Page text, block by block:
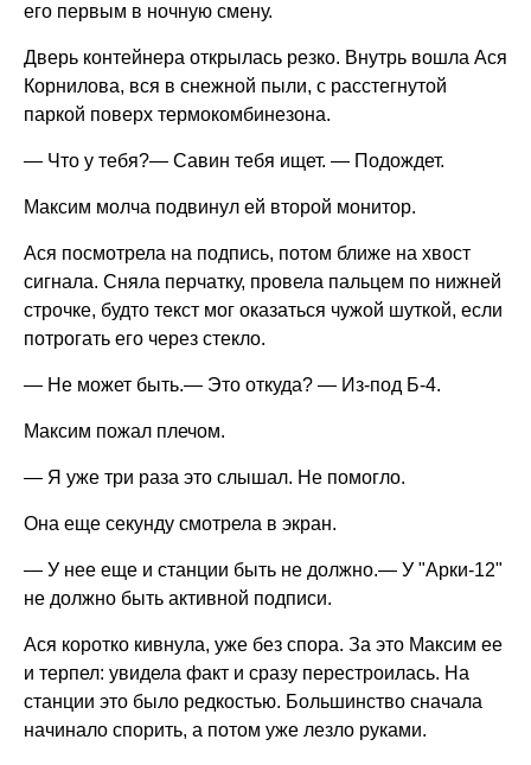
его первым в ночную смену.
Дверь контейнера открылась резко. Внутрь вошла Ася
Корнилова, вся в снежной пыли, с расстегнутой
паркой поверх термокомбинезона.
— Что у тебя?— Савин тебя ищет. — Подождет.
Максим молча подвинул ей второй монитор.
Ася посмотрела на подпись, потом ближе на хвост
сигнала. Сняла перчатку, провела пальцем по нижней
строчке, будто текст мог оказаться чужой шуткой, если
потрогать его через стекло.
— Не может быть.— Это откуда? — Из-под Б-4.
Максим пожал плечом.
— Я уже три раза это слышал. Не помогло.
Она еще секунду смотрела в экран.
— У нее еще и станции быть не должно.— У "Арки-12"
не должно быть активной подписи.
Ася коротко кивнула, уже без спора. За это Максим ее
и терпел: увидела факт и сразу перестроилась. На
станции это было редкостью. Большинство сначала
начинало спорить, а потом уже лезло руками.